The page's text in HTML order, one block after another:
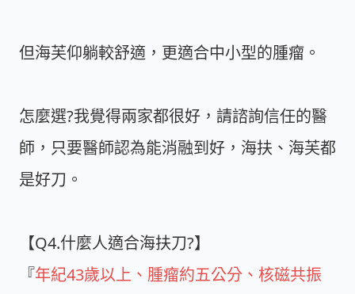
但海芙仰躺較舒適，更適合中小型的腫瘤。
怎麼選?我覺得兩家都很好，請諮詢信任的醫
師，只要醫師認為能消融到好，海扶、海芙都
是好刀。
【Q4.什麼人適合海扶刀?】
『年紀43歲以上、腫瘤約五公分、核磁共振